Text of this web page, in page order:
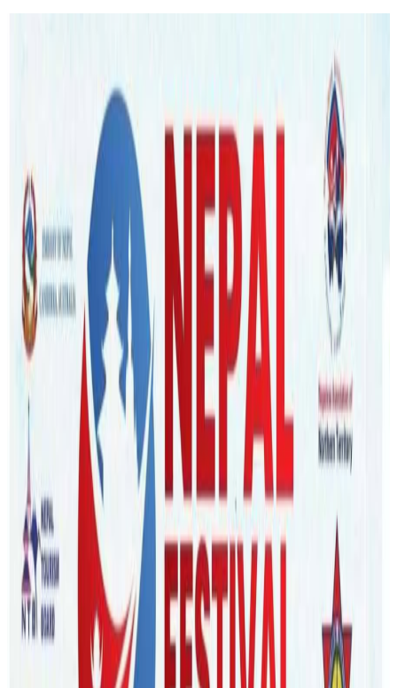
आक्रामक बन्दै फेयरवर्क अम्बुडस्म्यान,
भिक्टोरियाका ३० बढी कृषि फार्ममा अनुगमन !
nepaltube
Saturday, 2022 August 20 / 5:54 pm